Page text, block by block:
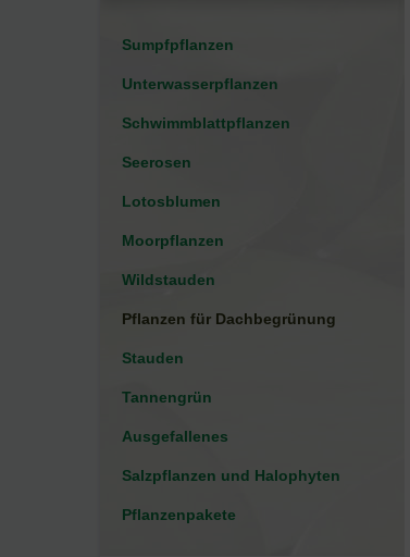
Sumpfpflanzen
Unterwasserpflanzen
Schwimmblattpflanzen
Seerosen
Lotosblumen
Moorpflanzen
Wildstauden
Pflanzen für Dachbegrünung
Stauden
Tannengrün
Ausgefallenes
Salzpflanzen und Halophyten
Pflanzenpakete